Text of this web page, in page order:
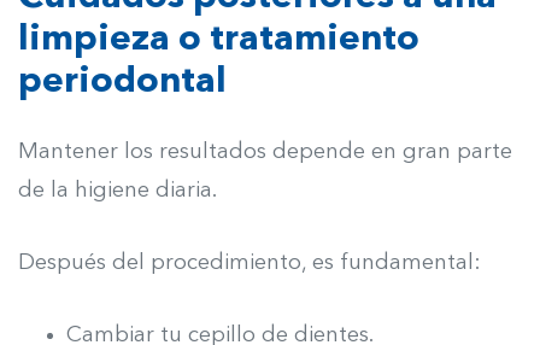
limpieza o tratamiento
periodontal
Mantener los resultados depende en gran parte
de la higiene diaria.
Después del procedimiento, es fundamental:
Cambiar tu cepillo de dientes.